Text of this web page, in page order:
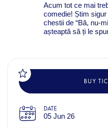
Acum tot ce mai
comedie! Știm
chestii de “Bă, nu-
așteaptă să ți le
BUY
DATE
05 Jun 26